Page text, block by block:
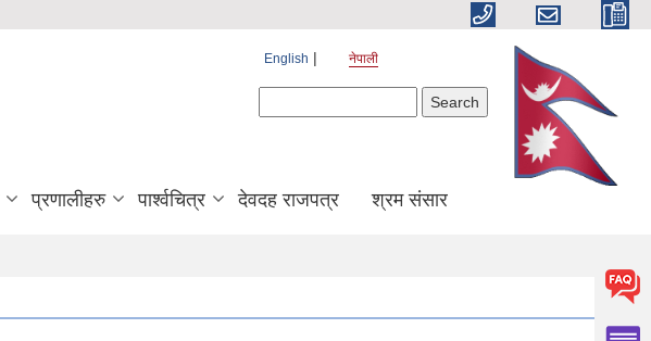
English नेपाली
प्रणालीहरु पार्श्वचित्र देवदह राजपत्र श्रम संसार